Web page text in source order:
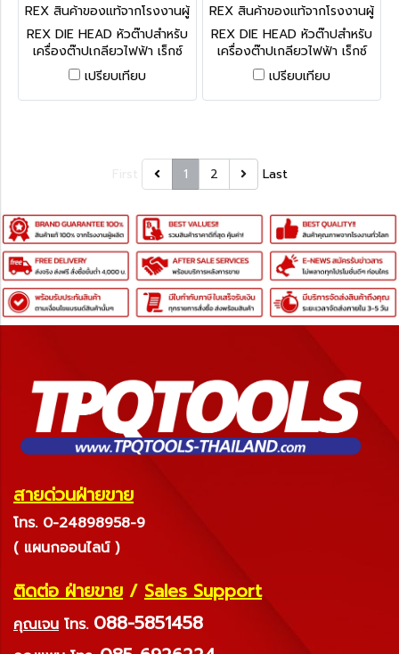
REX สินค้าของแท้จากโรงงานผู้
ผลิต 25A
REX DIE HEAD หัวต๊าปสำหรับ
เครื่องต๊าปเกลียวไฟฟ้า เร็กซ์
ทุกรุ่น
เปรียบเทียบ
REX สินค้าของแท้จากโรงงานผู้
ผลิต DH150A
REX DIE HEAD หัวต๊าปสำหรับ
เครื่องต๊าปเกลียวไฟฟ้า เร็กซ์
ทุกรุ่น
เปรียบเทียบ
1 2 Last
สายด่วนฝ่ายขาย
โทร. 0-24898958-9
( แผนกออนไลน์ )
ติดต่อ ฝ่ายขาย / Sales Support
คุณเจน โทร. 088-5851458